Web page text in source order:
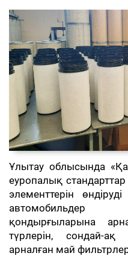
Ұлытау облысында
еуропалық стандарттар
элементтерін
қондырғыларына
түрлерін, сондай-
арналған май